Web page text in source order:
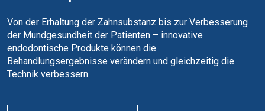
Von der Erhaltung der Zahnsubstanz bis zur Verbesserung
der Mundgesundheit der Patienten – innovative
endodontische Produkte können die
Behandlungsergebnisse verändern und gleichzeitig die
Technik verbessern.